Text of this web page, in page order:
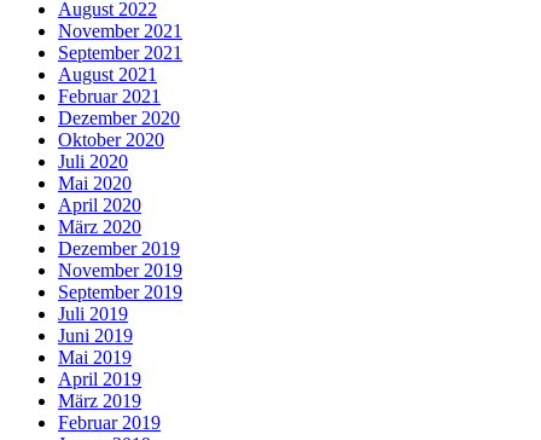
August 2022
November 2021
September 2021
August 2021
Februar 2021
Dezember 2020
Oktober 2020
Juli 2020
Mai 2020
April 2020
März 2020
Dezember 2019
November 2019
September 2019
Juli 2019
Juni 2019
Mai 2019
April 2019
März 2019
Februar 2019